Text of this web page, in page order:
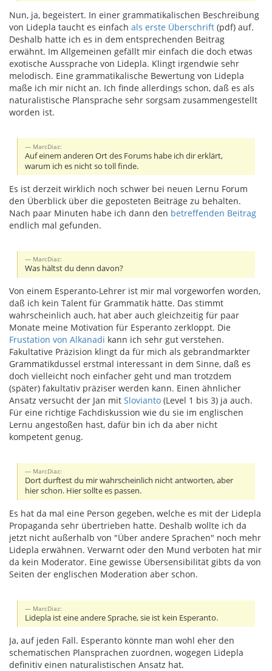
Nun, ja, begeistert. In einer grammatikalischen Beschreibung
von Lidepla taucht es einfach als erste Überschrift (pdf) auf.
Deshalb hatte ich es in dem entsprechenden Beitrag
erwähnt. Im Allgemeinen gefällt mir einfach die doch etwas
exotische Aussprache von Lidepla. Klingt irgendwie sehr
melodisch. Eine grammatikalische Bewertung von Lidepla
maße ich mir nicht an. Ich finde allerdings schon, daß es als
naturalistische Plansprache sehr sorgsam zusammengestellt
worden ist.
MarcDiaz:
Auf einem anderen Ort des Forums habe ich dir erklärt,
warum ich es nicht so toll finde.
Es ist derzeit wirklich noch schwer bei neuen Lernu Forum
den Überblick über die geposteten Beiträge zu behalten.
Nach paar Minuten habe ich dann den betreffenden Beitrag
endlich mal gefunden.
MarcDiaz:
Was hältst du denn davon?
Von einem Esperanto-Lehrer ist mir mal vorgeworfen worden,
daß ich kein Talent für Grammatik hätte. Das stimmt
wahrscheinlich auch, hat aber auch gleichzeitig für paar
Monate meine Motivation für Esperanto zerkloppt. Die
Frustation von Alkanadi kann ich sehr gut verstehen.
Fakultative Präzision klingt da für mich als gebrandmarkter
Grammatikdussel erstmal interessant in dem Sinne, daß es
doch vielleicht noch einfacher geht und man trotzdem
(später) fakultativ präziser werden kann. Einen ähnlicher
Ansatz versucht der Jan mit Slovianto (Level 1 bis 3) ja auch.
Für eine richtige Fachdiskussion wie du sie im englischen
Lernu angestoßen hast, dafür bin ich da aber nicht
kompetent genug.
MarcDiaz:
Dort durftest du mir wahrscheinlich nicht antworten, aber
hier schon. Hier sollte es passen.
Es hat da mal eine Person gegeben, welche es mit der Lidepla
Propaganda sehr übertrieben hatte. Deshalb wollte ich da
jetzt nicht außerhalb von "Über andere Sprachen" noch mehr
Lidepla erwähnen. Verwarnt oder den Mund verboten hat mir
da kein Moderator. Eine gewisse Übersensibilität gibts da von
Seiten der englischen Moderation aber schon.
MarcDiaz:
Lidepla ist eine andere Sprache, sie ist kein Esperanto.
Ja, auf jeden Fall. Esperanto könnte man wohl eher den
schematischen Plansprachen zuordnen, wogegen Lidepla
definitiv einen naturalistischen Ansatz hat.